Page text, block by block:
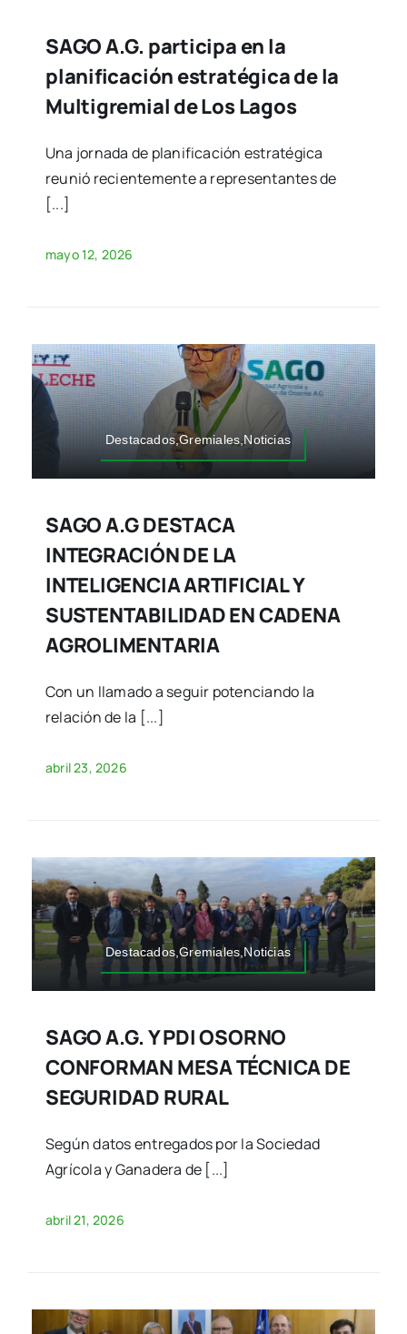
SAGO A.G. participa en la
planificación estratégica de la
Multigremial de Los Lagos
Una jornada de planificación estratégica
reunió recientemente a representantes de
[...]
mayo 12, 2026
Destacados,Gremiales,Noticias
SAGO A.G DESTACA
INTEGRACIÓN DE LA
INTELIGENCIA ARTIFICIAL Y
SUSTENTABILIDAD EN CADENA
AGROLIMENTARIA
Con un llamado a seguir potenciando la
relación de la [...]
abril 23, 2026
Destacados,Gremiales,Noticias
SAGO A.G. Y PDI OSORNO
CONFORMAN MESA TÉCNICA DE
SEGURIDAD RURAL
Según datos entregados por la Sociedad
Agrícola y Ganadera de [...]
abril 21, 2026